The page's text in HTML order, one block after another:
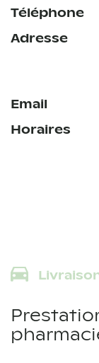
Téléphone
Adresse
Email
Horaires